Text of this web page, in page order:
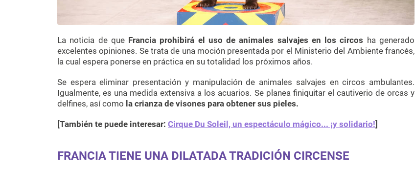
La noticia de que Francia prohibirá el uso de animales salvajes en los circos ha generado
excelentes opiniones. Se trata de una moción presentada por el Ministerio del Ambiente francés,
la cual espera ponerse en práctica en su totalidad los próximos años.
Se espera eliminar presentación y manipulación de animales salvajes en circos ambulantes.
Igualmente, es una medida extensiva a los acuarios. Se planea finiquitar el cautiverio de orcas y
delfines, así como la crianza de visones para obtener sus pieles.
[También te puede interesar: Cirque Du Soleil, un espectáculo mágico... ¡y solidario!]
FRANCIA TIENE UNA DILATADA TRADICIÓN CIRCENSE